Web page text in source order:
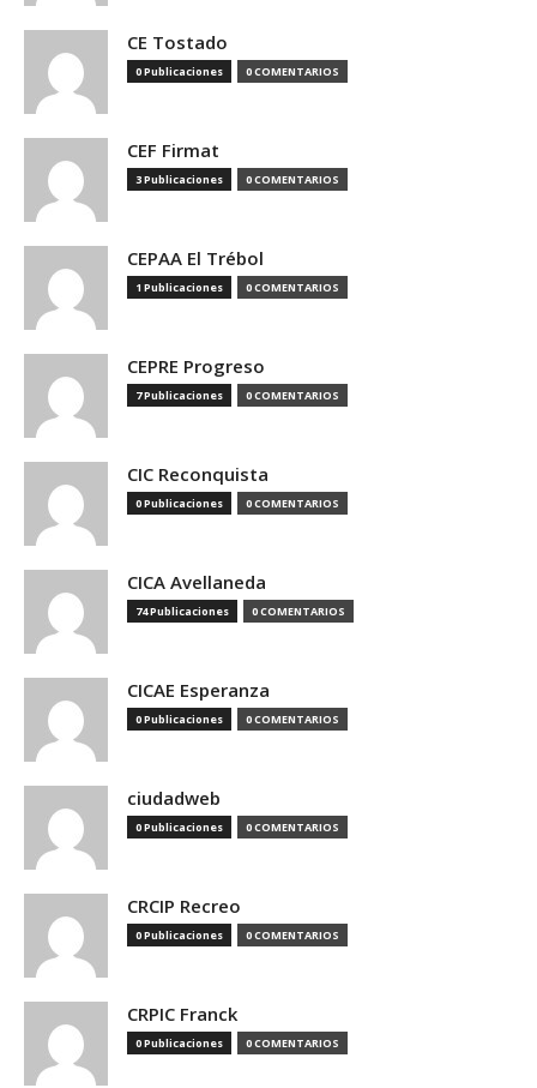
CE Tostado
0 Publicaciones 0 COMENTARIOS
CEF Firmat
3 Publicaciones 0 COMENTARIOS
CEPAA El Trébol
1 Publicaciones 0 COMENTARIOS
CEPRE Progreso
7 Publicaciones 0 COMENTARIOS
CIC Reconquista
0 Publicaciones 0 COMENTARIOS
CICA Avellaneda
74 Publicaciones 0 COMENTARIOS
CICAE Esperanza
0 Publicaciones 0 COMENTARIOS
ciudadweb
0 Publicaciones 0 COMENTARIOS
CRCIP Recreo
0 Publicaciones 0 COMENTARIOS
CRPIC Franck
0 Publicaciones 0 COMENTARIOS